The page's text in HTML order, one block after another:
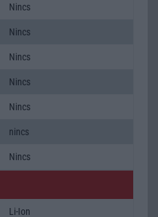
Nincs
Nincs
Nincs
Nincs
Nincs
nincs
Nincs
Li-Ion